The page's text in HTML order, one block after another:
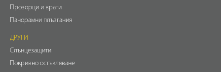
Прозорци и врати
Панорамни плъзгания
ДРУГИ
Слънцезащити
Покривно остъкляване